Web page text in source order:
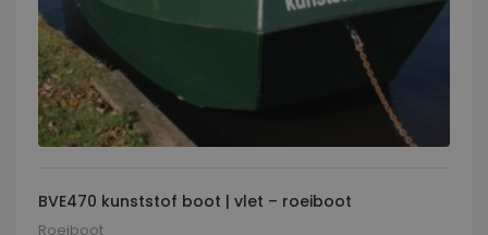
BVE470 kunststof boot | vlet – roeiboot
Roeiboot